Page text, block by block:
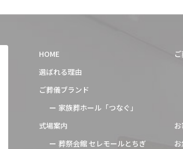
HOME
選ばれる理由
ご葬儀ブランド
家族葬ホール「つなぐ」
式場案内
葬祭会館 セレモールとちぎ